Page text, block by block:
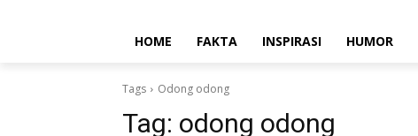
HOME FAKTA INSPIRASI HUMOR
Tags Odong odong
Tag: odong odong